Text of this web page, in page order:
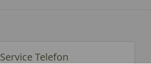
Service Telefon